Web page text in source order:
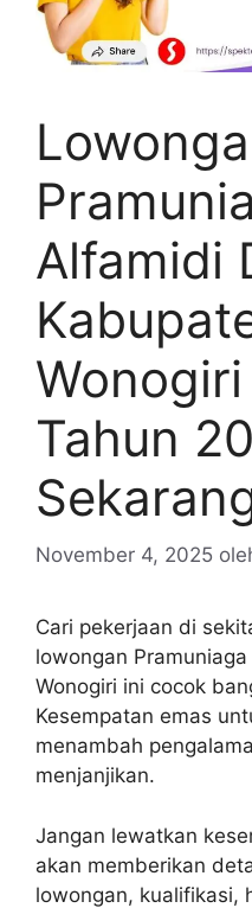
Alfamidi
Tahun
November 4, 2025
Cari pekerjaan di
lowongan
Wonogiri ini cocok
Kesempatan emas
menambah
menjanjikan.
Jangan lewatkan
akan memberikan
lowongan, kualifikasi,